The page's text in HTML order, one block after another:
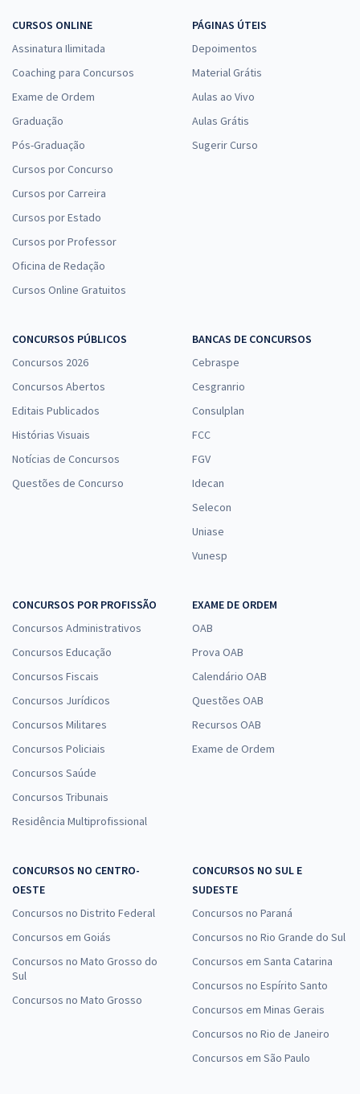
CURSOS ONLINE
Assinatura Ilimitada
Coaching para Concursos
Exame de Ordem
Graduação
Pós-Graduação
Cursos por Concurso
Cursos por Carreira
Cursos por Estado
Cursos por Professor
Oficina de Redação
Cursos Online Gratuitos
PÁGINAS ÚTEIS
Depoimentos
Material Grátis
Aulas ao Vivo
Aulas Grátis
Sugerir Curso
CONCURSOS PÚBLICOS
Concursos 2026
Concursos Abertos
Editais Publicados
Histórias Visuais
Notícias de Concursos
Questões de Concurso
BANCAS DE CONCURSOS
Cebraspe
Cesgranrio
Consulplan
FCC
FGV
Idecan
Selecon
Uniase
Vunesp
CONCURSOS POR PROFISSÃO
Concursos Administrativos
Concursos Educação
Concursos Fiscais
Concursos Jurídicos
Concursos Militares
Concursos Policiais
Concursos Saúde
Concursos Tribunais
Residência Multiprofissional
EXAME DE ORDEM
OAB
Prova OAB
Calendário OAB
Questões OAB
Recursos OAB
Exame de Ordem
CONCURSOS NO CENTRO-
OESTE
Concursos no Distrito Federal
Concursos em Goiás
Concursos no Mato Grosso do
Sul
Concursos no Mato Grosso
CONCURSOS NO SUL E
SUDESTE
Concursos no Paraná
Concursos no Rio Grande do Sul
Concursos em Santa Catarina
Concursos no Espírito Santo
Concursos em Minas Gerais
Concursos no Rio de Janeiro
Concursos em São Paulo